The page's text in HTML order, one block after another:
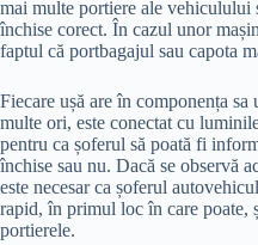
mai multe portiere ale vehiculului
închise corect. În cazul unor
faptul că portbagajul sau capota
Fiecare ușă are în componența sa
multe ori, este conectat cu
pentru ca șoferul să poată fi
închise sau nu. Dacă se observă
este necesar ca șoferul
rapid, în primul loc în care poate,
portierele.